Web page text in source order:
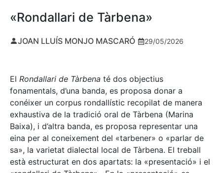
«Rondallari de Tàrbena»
JOAN LLUÍS MONJO MASCARÓ 29/05/2026
El Rondallari de Tàrbena té dos objectius
fonamentals, d’una banda, es proposa donar a
conéixer un corpus rondallístic recopilat de manera
exhaustiva de la tradició oral de Tàrbena (Marina
Baixa), i d’altra banda, es proposa representar una
eina per al coneixement del «tarbener» o «parlar de
sa», la varietat dialectal local de Tàrbena. El treball
està estructurat en dos apartats: la «presentació» i el